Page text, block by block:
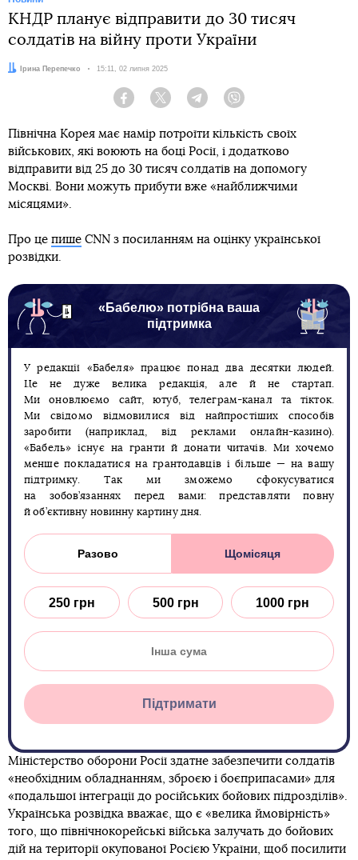
КНДР планує відправити до 30 тисяч
солдатів на війну проти України
Автор:Ірина Перепечко Дата:
15:11, 02 липня 2025
Facebook Twitter Telegram
Північна Корея має намір потроїти кількість своїх
військових, які воюють на боці Росії, і додатково
відправити від 25 до 30 тисяч солдатів на допомогу
Москві. Вони можуть прибути вже «найближчими
місяцями».
Про це пише CNN з посиланням на оцінку української
розвідки.
«Бабелю» потрібна ваша
підтримка
У редакції «Бабеля» працює понад два десятки людей.
Це не дуже велика редакція, але й не стартап.
Ми оновлюємо сайт, ютуб, телеграм-канал та тікток.
Ми свідомо відмовилися від найпростіших способів
заробити (наприклад, від реклами онлайн-казино).
«Бабель» існує на гранти й донати читачів. Ми хочемо
менше покладатися на грантодавців і більше — на вашу
підтримку. Так ми зможемо сфокусуватися
на зобов’язаннях перед вами: представляти повну
й об’єктивну новинну картину дня.
Разово Щомісяця
250 грн 500 грн 1000 грн
Підтримати
Міністерство оборони Росії здатне забезпечити солдатів
«необхідним обладнанням, зброєю і боєприпасами» для
«подальшої інтеграції до російських бойових підрозділів».
Українська розвідка вважає, що є «велика ймовірність»
того, що північнокорейські війська залучать до бойових
дій на території окупованої Росією України, щоб посилити